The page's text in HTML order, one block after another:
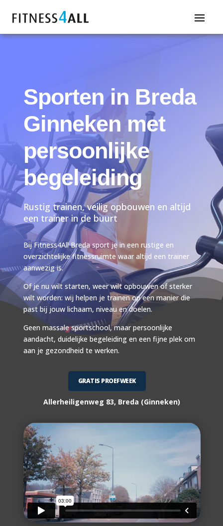
Sporten in Breda
Ginneken met
persoonlijke
begeleiding
Rustig trainen, veilig opbouwen en altijd
een trainer in de buurt
Bij Fitness4All Breda sport je in een rustige en
overzichtelijke fitnessruimte waar altijd een trainer
aanwezig is.
Of je nu wilt starten, weer wilt opbouwen of sterker
wilt worden: wij helpen je trainen op een manier die
past bij jouw lichaam, niveau en doelen.
Geen massale sportschool, maar persoonlijke
aandacht, duidelijke begeleiding en een fijne plek om
aan je gezondheid te werken.
GRATIS PROEFWEEK
Allerheiligenweg 83, Breda (Ginneken)